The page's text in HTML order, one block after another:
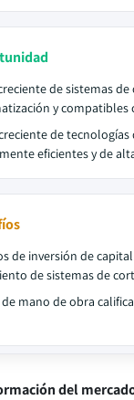
de sistemas
y compatibles
de tecnologías
eficientes y de
de inversión de
de sistemas de
mano de obra
del